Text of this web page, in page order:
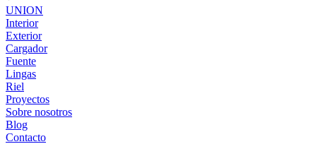
UNION
Interior
Exterior
Cargador
Fuente
Lingas
Riel
Proyectos
Sobre nosotros
Blog
Contacto